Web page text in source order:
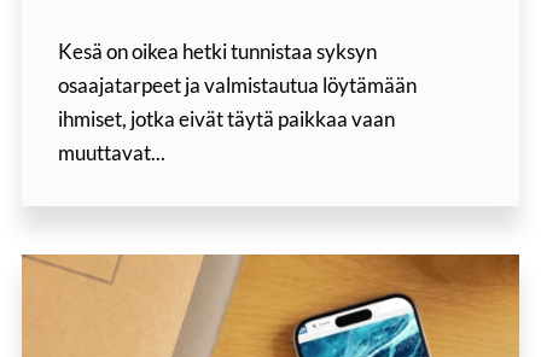
Kesä on oikea hetki tunnistaa syksyn
osaajatarpeet ja valmistautua löytämään
ihmiset, jotka eivät täytä paikkaa vaan
muuttavat...